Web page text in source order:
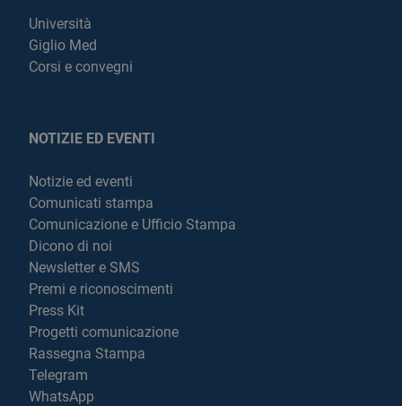
Università
Giglio Med
Corsi e convegni
NOTIZIE ED EVENTI
Notizie ed eventi
Comunicati stampa
Comunicazione e Ufficio Stampa
Dicono di noi
Newsletter e SMS
Premi e riconoscimenti
Press Kit
Progetti comunicazione
Rassegna Stampa
Telegram
WhatsApp